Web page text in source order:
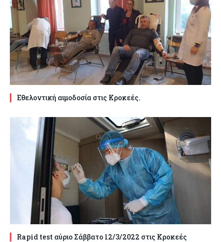
Εθελοντική αιμοδοσία στις Κροκεές.
Rapid test αύριο Σάββατο 12/3/2022 στις Κροκεές